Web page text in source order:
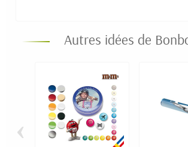
Autres idées de
‹